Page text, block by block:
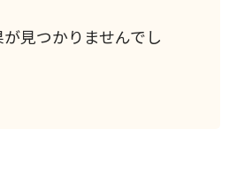
見つかりませんでし